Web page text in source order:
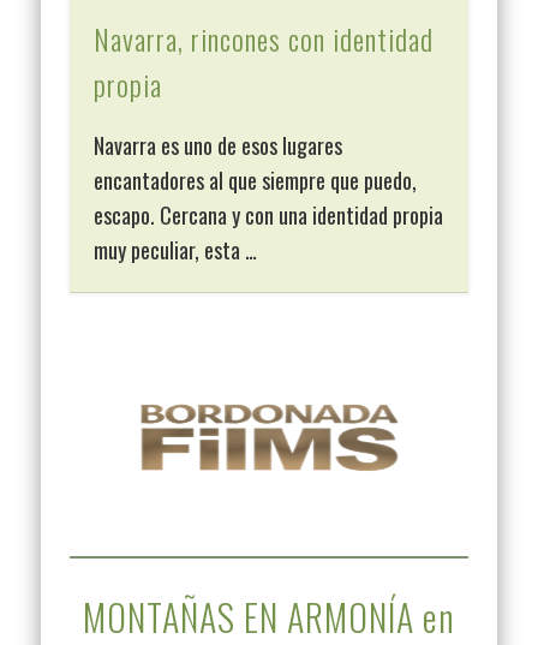
Navarra, rincones con identidad
propia
Navarra es uno de esos lugares
encantadores al que siempre que puedo,
escapo. Cercana y con una identidad propia
muy peculiar, esta …
MONTAÑAS EN ARMONÍA en